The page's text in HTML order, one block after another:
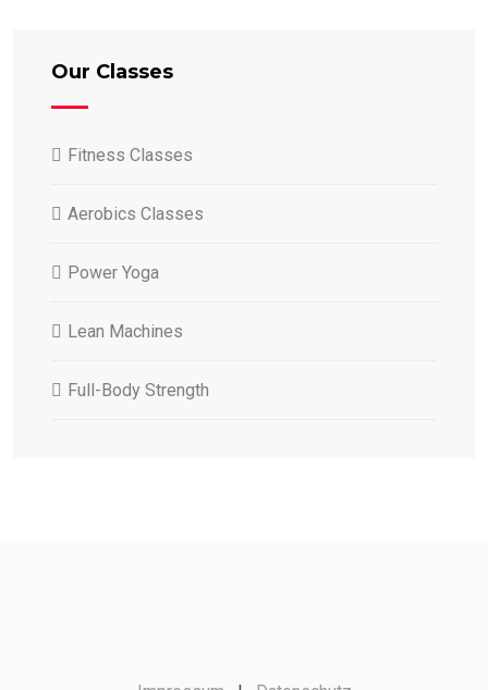
Our Classes
Fitness Classes
Aerobics Classes
Power Yoga
Lean Machines
Full-Body Strength